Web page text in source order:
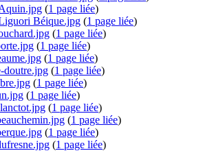
(1 page liée)
Béique.jpg (1 page liée)
(1 page liée)
(1 page liée)
(1 page liée)
doutre.jpg (1 page liée)
(1 page liée)
(1 page liée)
(1 page liée)
(1 page liée)
(1 page liée)
(1 page liée)